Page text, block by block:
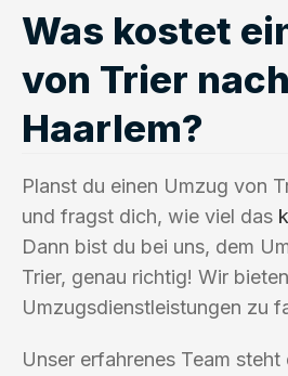
Was kostet
von Trier nach
Haarlem?
Planst du einen Umzug von
und fragst dich, wie viel das
Dann bist du bei uns, dem
Trier, genau richtig! Wir
Umzugsdienstleistungen zu
Unser erfahrenes Team